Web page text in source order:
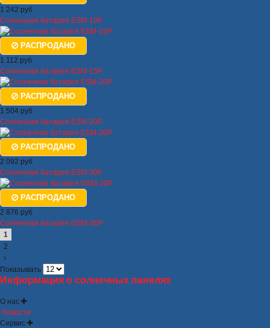
1 242 руб
Солнечная батарея ESM-10P
РАСПРОДАНО
1 112 руб
Солнечная батарея ESM-15P
РАСПРОДАНО
1 504 руб
Солнечная батарея ESM-20P
РАСПРОДАНО
2 092 руб
Солнечная батарея ESM-30P
РАСПРОДАНО
2 876 руб
Солнечная батарея OSM-30P
1
2
Показывать
Информация о солнечных панелях
О нас
Новости
Сервис